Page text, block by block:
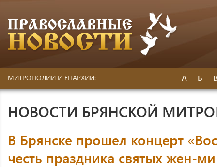
МИТРОПОЛИИ И ЕПАРХИИ: А Б
НОВОСТИ БРЯНСКОЙ
В Брянске прошел концерт
честь праздника святых жен-